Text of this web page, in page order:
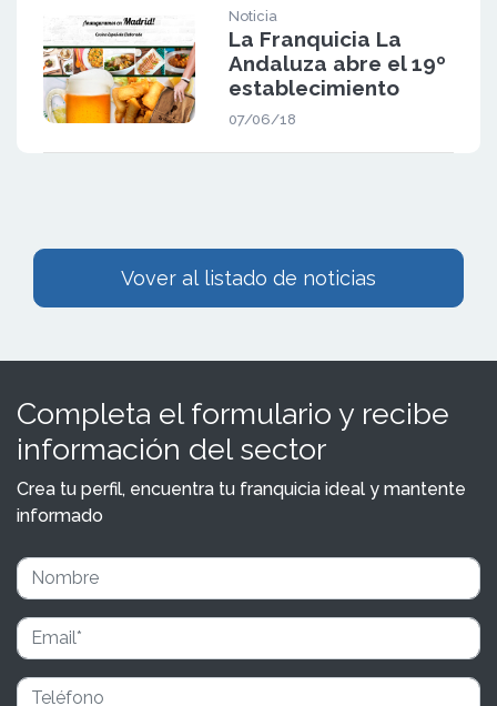
Noticia
La Franquicia La
Andaluza abre el 19º
establecimiento
07/06/18
Vover al listado de noticias
Completa el formulario y recibe
información del sector
Crea tu perfil, encuentra tu franquicia ideal y mantente
informado